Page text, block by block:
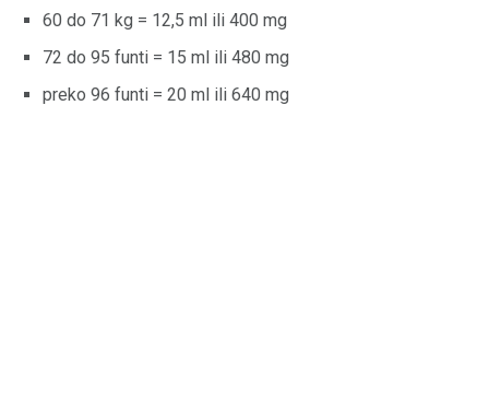
60 do 71 kg = 12,5 ml ili 400 mg
72 do 95 funti = 15 ml ili 480 mg
preko 96 funti = 20 ml ili 640 mg